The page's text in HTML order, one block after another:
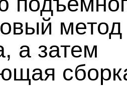
а затем